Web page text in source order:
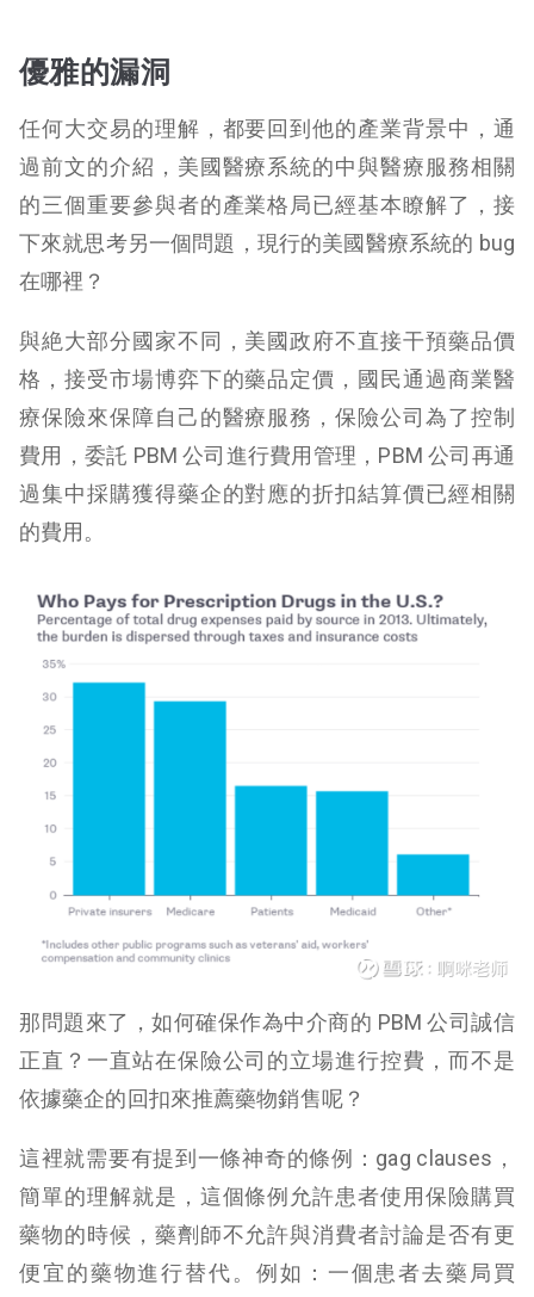
優雅的漏洞
任何大交易的理解，都要回到他的產業背景中，通
過前文的介紹，美國醫療系統的中與醫療服務相關
的三個重要參與者的產業格局已經基本瞭解了，接
下來就思考另一個問題，現行的美國醫療系統的 bug
在哪裡？
與絶大部分國家不同，美國政府不直接干預藥品價
格，接受市場博弈下的藥品定價，國民通過商業醫
療保險來保障自己的醫療服務，保險公司為了控制
費用，委託 PBM 公司進行費用管理，PBM 公司再通
過集中採購獲得藥企的對應的折扣結算價已經相關
的費用。
那問題來了，如何確保作為中介商的 PBM 公司誠信
正直？一直站在保險公司的立場進行控費，而不是
依據藥企的回扣來推薦藥物銷售呢？
這裡就需要有提到一條神奇的條例：gag clauses，
簡單的理解就是，這個條例允許患者使用保險購買
藥物的時候，藥劑師不允許與消費者討論是否有更
便宜的藥物進行替代。例如：一個患者去藥局買